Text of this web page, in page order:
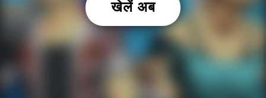
खेलें अब